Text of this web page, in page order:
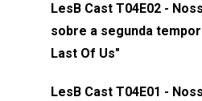
esqueça de visitar nosso
sociais:Twitter:
LesB Cast T04E02 -
sobre a segunda
Last Of Us"
LesB Cast T04E01 -